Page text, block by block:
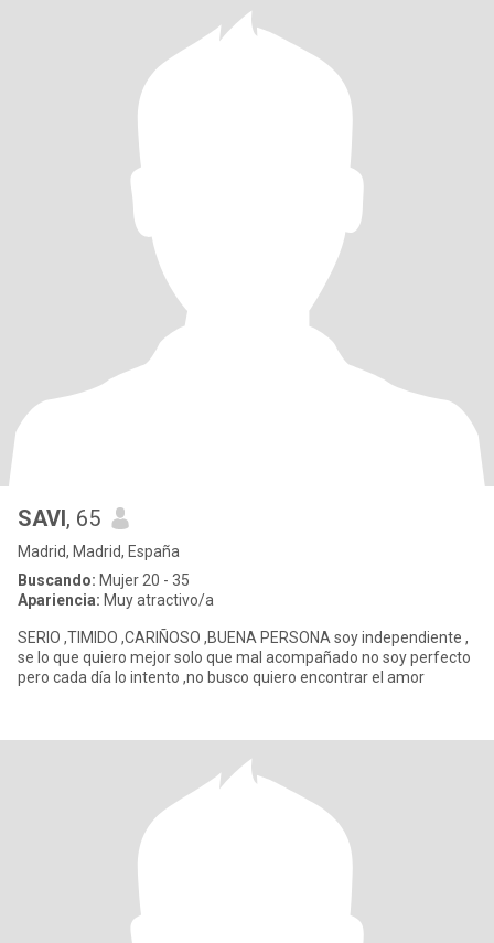
SAVI, 65
Madrid, Madrid, España
Buscando: Mujer 20 - 35
Apariencia: Muy atractivo/a
SERIO ,TIMIDO ,CARIÑOSO ,BUENA PERSONA soy independiente ,
se lo que quiero mejor solo que mal acompañado no soy perfecto
pero cada día lo intento ,no busco quiero encontrar el amor